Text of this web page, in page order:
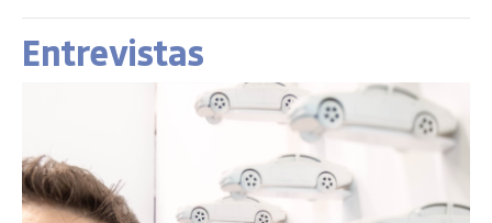
Entrevistas